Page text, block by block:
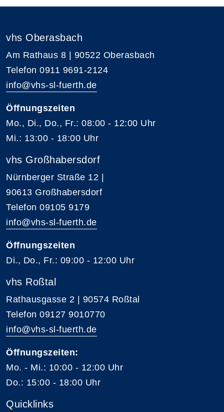
vhs Oberasbach
Am Rathaus 8 | 90522 Oberasbach
Telefon 0911 9691-2124
info@vhs-sl-fuerth.de
Öffnungszeiten
Mo., Di., Do., Fr.: 08:00 - 12:00 Uhr
Mi.: 13:00 - 18:00 Uhr
vhs Großhabersdorf
Nürnberger Straße 12 |
90613 Großhabersdorf
Telefon 09105 9179
info@vhs-sl-fuerth.de
Öffnungszeiten
Di., Do., Fr.: 09:00 - 12:00 Uhr
vhs Roßtal
Rathausgasse 2 | 90574 Roßtal
Telefon 09127 9010770
info@vhs-sl-fuerth.de
Öffnungszeiten:
Mo. - Mi.: 10:00 - 12:00 Uhr
Do.: 15:00 - 18:00 Uhr
Quicklinks